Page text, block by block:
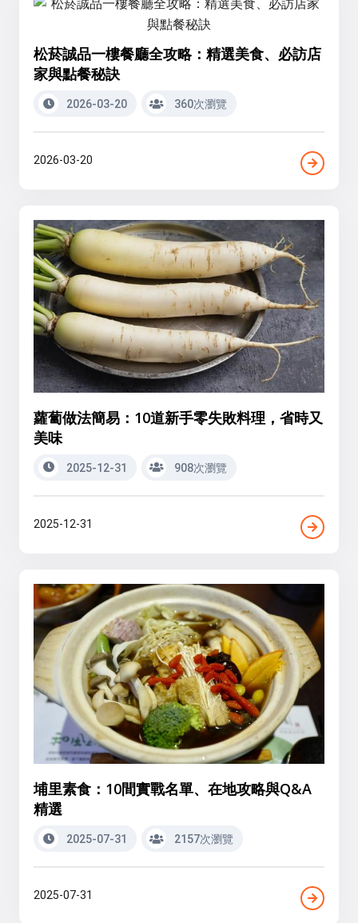
松菸誠品一樓餐廳全攻略：精選美食、必訪店
家與點餐秘訣
2026-03-20 360次瀏覽
2026-03-20
蘿蔔做法簡易：10道新手零失敗料理，省時又
美味
2025-12-31 908次瀏覽
2025-12-31
埔里素食：10間實戰名單、在地攻略與Q&A
精選
2025-07-31 2157次瀏覽
2025-07-31